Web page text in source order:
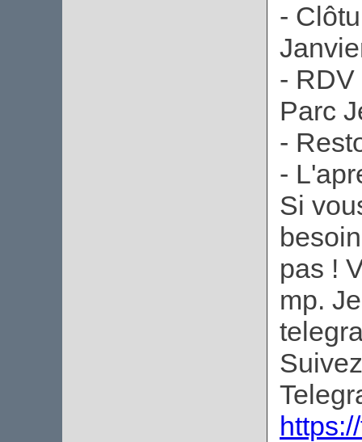
-
- RDV
Parc
-
-
Si
pas !
mp.